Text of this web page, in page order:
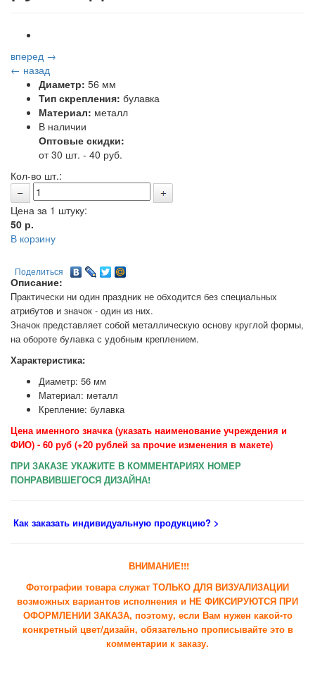
вперед →
← назад
Диаметр: 56 мм
Тип скрепления: булавка
Материал: металл
В наличии
Оптовые скидки:
от 30 шт. - 40 руб.
Кол-во шт.:
Цена за 1 штуку:
50 р.
В корзину
Поделиться
Описание:
Практически ни один праздник не обходится без специальных
атрибутов и значок - один из них.
Значок представляет собой металлическую основу круглой формы,
на обороте булавка с удобным креплением.
Характеристика:
Диаметр: 56 мм
Материал: металл
Крепление: булавка
Цена именного значка (указать наименование учреждения и
ФИО) - 60 руб (+20 рублей за прочие изменения в макете)
ПРИ ЗАКАЗЕ УКАЖИТЕ В КОММЕНТАРИЯХ НОМЕР
ПОНРАВИВШЕГОСЯ ДИЗАЙНА!
Как заказать индивидуальную продукцию? >
ВНИМАНИЕ!!!
Фотографии товара служат ТОЛЬКО ДЛЯ ВИЗУАЛИЗАЦИИ
возможных вариантов исполнения и НЕ ФИКСИРУЮТСЯ ПРИ
ОФОРМЛЕНИИ ЗАКАЗА, поэтому, если Вам нужен какой-то
конкретный цвет/дизайн, обязательно прописывайте это в
комментарии к заказу.